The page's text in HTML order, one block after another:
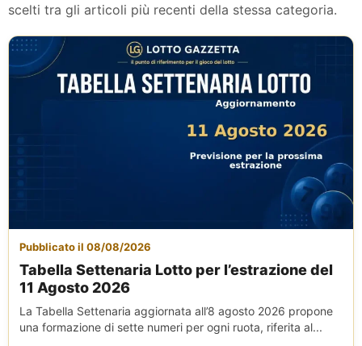
scelti tra gli articoli più recenti della stessa categoria.
Pubblicato il 08/08/2026
Tabella Settenaria Lotto per l’estrazione del
11 Agosto 2026
La Tabella Settenaria aggiornata all’8 agosto 2026 propone
una formazione di sette numeri per ogni ruota, riferita al...